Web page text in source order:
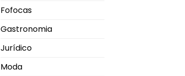
Fofocas
Gastronomia
Jurídico
Moda